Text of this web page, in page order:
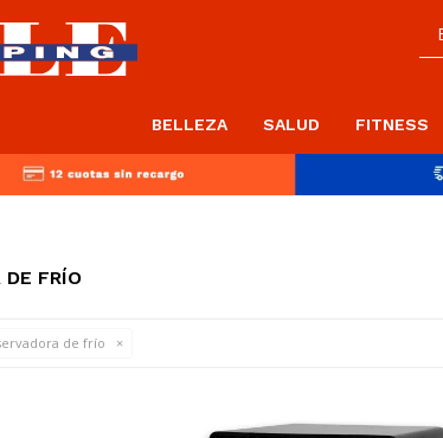
BELLEZA SALUD FITNESS
DE FRÍO
de frío